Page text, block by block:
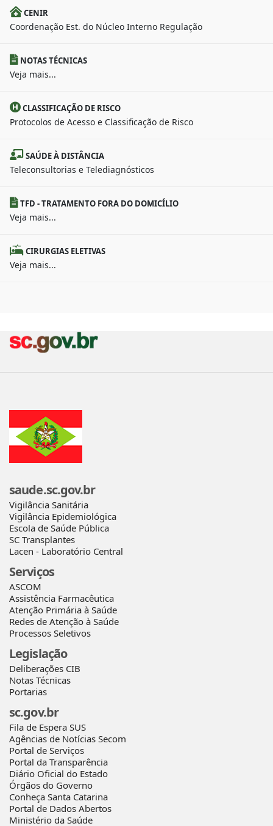
CENIR
Coordenação Est. do Núcleo Interno Regulação
NOTAS TÉCNICAS
Veja mais...
CLASSIFICAÇÃO DE RISCO
Protocolos de Acesso e Classificação de Risco
SAÚDE À DISTÂNCIA
Teleconsultorias e Telediagnósticos
TFD - TRATAMENTO FORA DO DOMICÍLIO
Veja mais...
CIRURGIAS ELETIVAS
Veja mais...
saude.sc.gov.br
Vigilância Sanitária
Vigilância Epidemiológica
Escola de Saúde Pública
SC Transplantes
Lacen - Laboratório Central
Serviços
ASCOM
Assistência Farmacêutica
Atenção Primária à Saúde
Redes de Atenção à Saúde
Processos Seletivos
Legislação
Deliberações CIB
Notas Técnicas
Portarias
sc.gov.br
Fila de Espera SUS
Agências de Notícias Secom
Portal de Serviços
Portal da Transparência
Diário Oficial do Estado
Órgãos do Governo
Conheça Santa Catarina
Portal de Dados Abertos
Ministério da Saúde